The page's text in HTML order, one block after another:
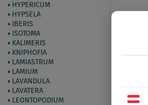
HYPERICUM
HYPSELA
IBERIS
ISOTOMA
KALIMERIS
KNIPHOFIA
LAMIASTRUM
LAMIUM
LAVANDULA
LAVATERA
LEONTOPODIUM